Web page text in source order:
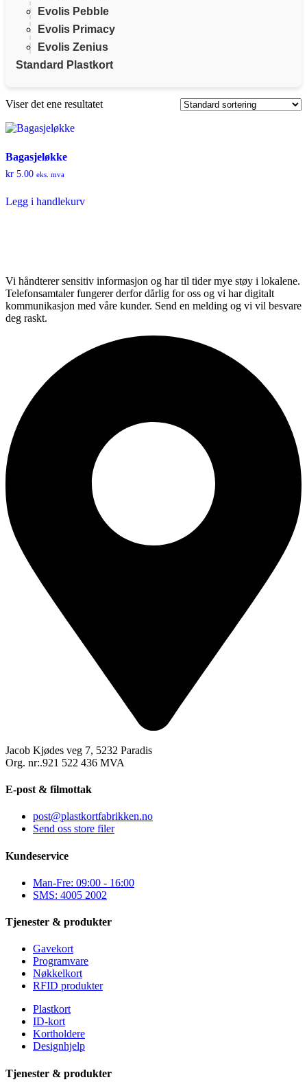
Evolis Pebble
Evolis Primacy
Evolis Zenius
Standard Plastkort
Viser det ene resultatet
Bagasjeløkke
kr 5.00 eks. mva
Legg i handlekurv
Vi håndterer sensitiv informasjon og har til tider mye støy i lokalene.
Telefonsamtaler fungerer derfor dårlig for oss og vi har digitalt
kommunikasjon med våre kunder. Send en melding og vi vil besvare
deg raskt.
Jacob Kjødes veg 7, 5232 Paradis
Org. nr:.921 522 436 MVA
E-post & filmottak
post@plastkortfabrikken.no
Send oss store filer
Kundeservice
Man-Fre: 09:00 - 16:00
SMS: 4005 2002
Tjenester & produkter
Gavekort
Programvare
Nøkkelkort
RFID produkter
Plastkort
ID-kort
Kortholdere
Designhjelp
Tjenester & produkter